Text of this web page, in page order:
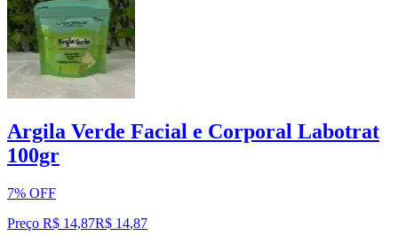
Argila Verde Facial e Corporal Labotrat
100gr
7% OFF
Preço R$ 14,87R$ 14,87